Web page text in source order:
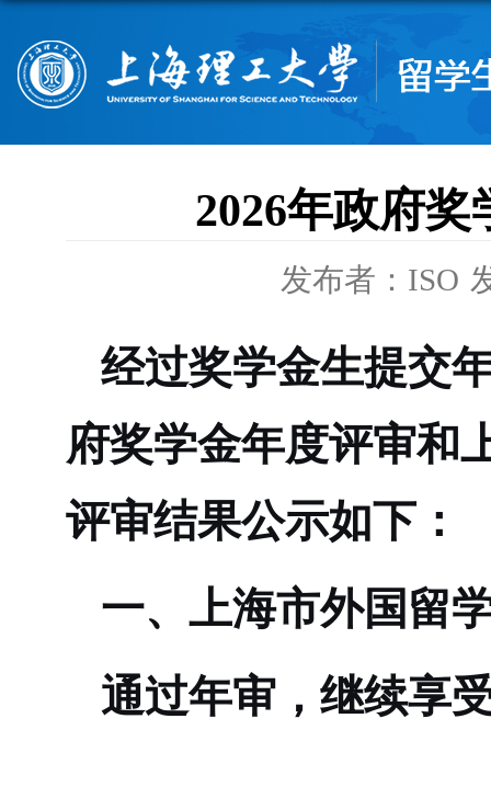
2026年政府
发布者：ISO
经过奖学金生提交
府奖学金年度评审和
评审结果公示如下：
一、上海市外国留
通过年审，继续享